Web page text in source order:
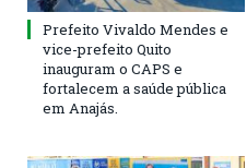
Prefeito Vivaldo Mendes e
vice-prefeito Quito
inauguram o CAPS e
fortalecem a saúde pública
em Anajás.